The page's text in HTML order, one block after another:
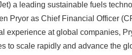
a leading sustainable fuels
Pryor as Chief Financial Officer
experience at global companies,
to scale rapidly and advance the